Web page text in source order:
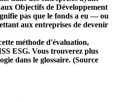
Objectifs de Développement
pas que le fonds a eu — ou
aux entreprises de devenir
méthode d'évaluation,
ESG. Vous trouverez plus
dans le glossaire. (Source